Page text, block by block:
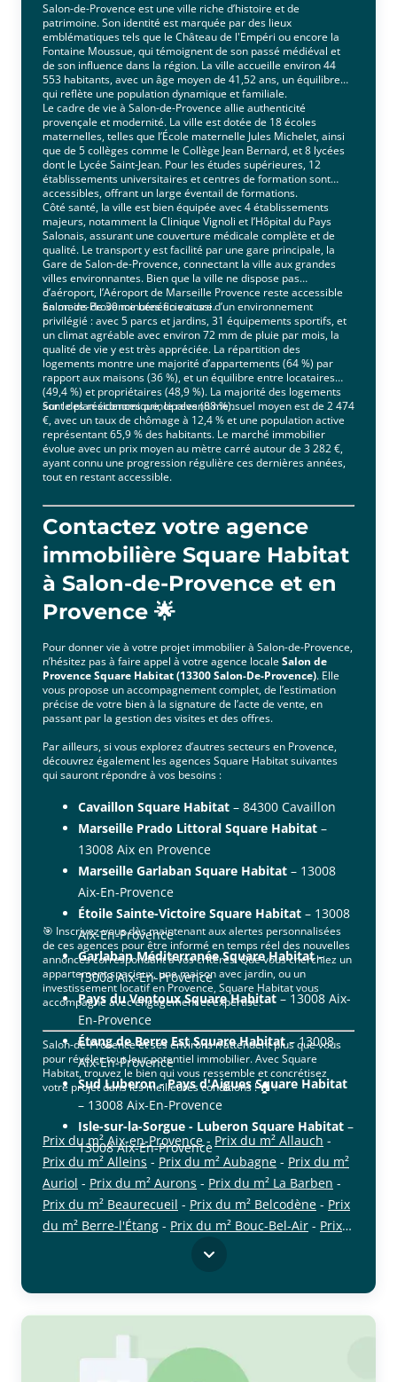
Salon-de-Provence est une ville riche d’histoire et de
patrimoine. Son identité est marquée par des lieux
emblématiques tels que le Château de l'Empéri ou encore la
Fontaine Moussue, qui témoignent de son passé médiéval et
de son influence dans la région. La ville accueille environ 44
553 habitants, avec un âge moyen de 41,52 ans, un équilibre
qui reflète une population dynamique et familiale.
Le cadre de vie à Salon-de-Provence allie authenticité
provençale et modernité. La ville est dotée de 18 écoles
maternelles, telles que l’École maternelle Jules Michelet, ainsi
que de 5 collèges comme le Collège Jean Bernard, et 8 lycées
dont le Lycée Saint-Jean. Pour les études supérieures, 12
établissements universitaires et centres de formation sont
accessibles, offrant un large éventail de formations.
Côté santé, la ville est bien équipée avec 4 établissements
majeurs, notamment la Clinique Vignoli et l’Hôpital du Pays
Salonais, assurant une couverture médicale complète et de
qualité. Le transport y est facilité par une gare principale, la
Gare de Salon-de-Provence, connectant la ville aux grandes
villes environnantes. Bien que la ville ne dispose pas
d’aéroport, l’Aéroport de Marseille Provence reste accessible
en moins de 30 minutes en voiture.
Salon-de-Provence bénéficie aussi d’un environnement
privilégié : avec 5 parcs et jardins, 31 équipements sportifs, et
un climat agréable avec environ 72 mm de pluie par mois, la
qualité de vie y est très appréciée. La répartition des
logements montre une majorité d’appartements (64 %) par
rapport aux maisons (36 %), et un équilibre entre locataires
(49,4 %) et propriétaires (48,9 %). La majorité des logements
sont des résidences principales (88 %).
Sur le plan économique, le revenu mensuel moyen est de 2 474
€, avec un taux de chômage à 12,4 % et une population active
représentant 65,9 % des habitants. Le marché immobilier
évolue avec un prix moyen au mètre carré autour de 3 282 €,
ayant connu une progression régulière ces dernières années,
tout en restant accessible.
Contactez votre agence
immobilière Square Habitat
à Salon-de-Provence et en
Provence 🌟
Pour donner vie à votre projet immobilier à Salon-de-Provence,
n’hésitez pas à faire appel à votre agence localeSalon de
Provence Square Habitat (13300 Salon-De-Provence). Elle
vous propose un accompagnement complet, de l’estimation
précise de votre bien à la signature de l’acte de vente, en
passant par la gestion des visites et des offres.
Par ailleurs, si vous explorez d’autres secteurs en Provence,
découvrez également les agences Square Habitat suivantes
qui sauront répondre à vos besoins :
Cavaillon Square Habitat – 84300 Cavaillon
Marseille Prado Littoral Square Habitat –
13008 Aix en Provence
Marseille Garlaban Square Habitat – 13008
Aix-En-Provence
Étoile Sainte-Victoire Square Habitat – 13008
Aix-En-Provence
Garlaban Méditerranée Square Habitat–
13008 Aix-En-Provence
Pays du Ventoux Square Habitat – 13008 Aix-
En-Provence
Étang de Berre Est Square Habitat– 13008
Aix-En-Provence
Sud Luberon - Pays d'Aigues Square Habitat
– 13008 Aix-En-Provence
Isle-sur-la-Sorgue - Luberon Square Habitat –
13008 Aix-En-Provence
🎯 Inscrivez-vous dès maintenant aux alertes personnalisées
de ces agences pour être informé en temps réel des nouvelles
annonces correspondant à vos critères. Que vous cherchiez un
appartement spacieux, une maison avec jardin, ou un
investissement locatif en Provence, Square Habitat vous
accompagne avec engagement et expertise.
Salon-de-Provence et ses environs n’attendent plus que vous
pour révéler tout leur potentiel immobilier. Avec Square
Habitat, trouvez le bien qui vous ressemble et concrétisez
votre projet dans les meilleures conditions ! 🏠✨
Prix du m² Aix-en-Provence - Prix du m² Allauch -
Prix du m² Alleins - Prix du m² Aubagne - Prix du m²
Auriol - Prix du m² Aurons - Prix du m² La Barben -
Prix du m² Beaurecueil - Prix du m² Belcodène - Prix
du m² Berre-l'Étang - Prix du m² Bouc-Bel-Air - Prix
Cassis-Prix du m² Ceyreste-Prix du m² Charleval-
Châteauneuf-les-Martigues
Prix du m² Cornillon-Confoux-Prix du m² Cuges-les-
Prix du m² La Destrousse
Prix du m² Éguilles